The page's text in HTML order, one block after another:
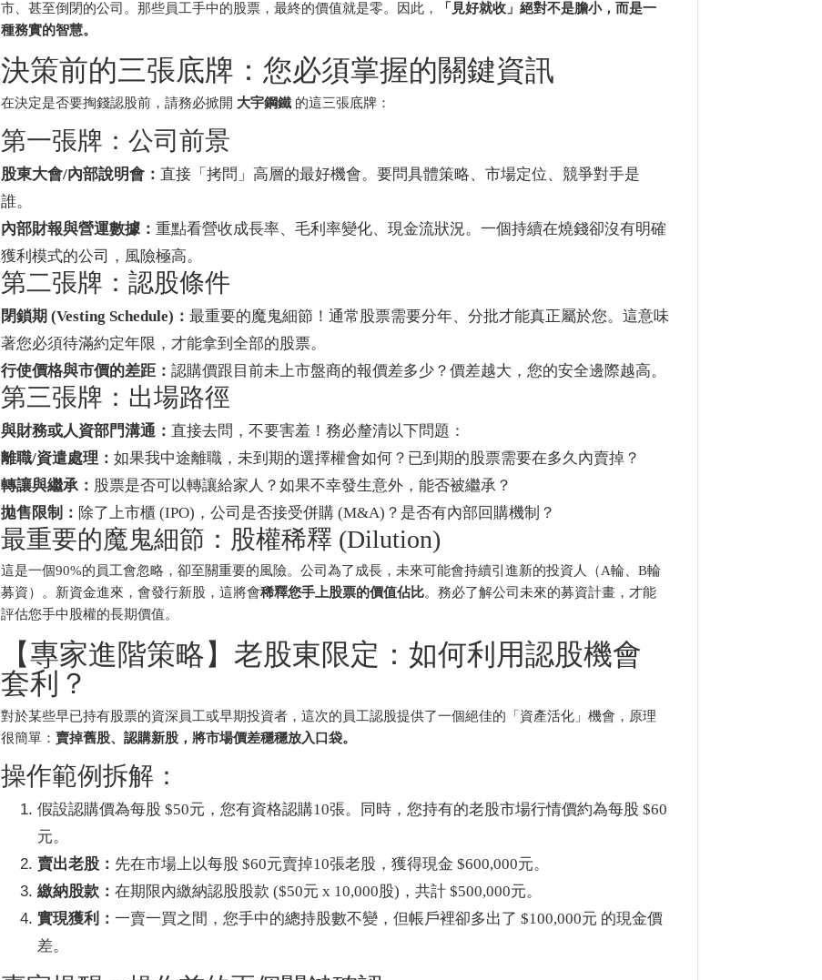
市、甚至倒閉的公司。那些員工手中的股票，最終的價值就是零。因此，
「見好就收」絕對不是膽小，而是一
種務實的智慧。
決策前的三張底牌：您必須掌握的關鍵資訊
在決定是否要掏錢認股前，請務必掀開 大宇鋼鐵 的這三張底牌：
第一張牌：公司前景
股東大會/內部說明會： 直接「拷問」高層的最好機會。要問具體策略、市場定位、競爭對手是
誰。
內部財報與營運數據：重點看營收成長率、毛利率變化、現金流狀況。一個持續在燒錢卻沒有明確
獲利模式的公司，風險極高。
第二張牌：認股條件
閉鎖期 (Vesting Schedule)：最重要的魔鬼細節！通常股票需要分年、分批才能真正屬於您。這意味
著您必須待滿約定年限，才能拿到全部的股票。
行使價格與市價的差距：認購價跟目前未上市盤商的報價差多少？價差越大，您的安全邊際越高。
第三張牌：出場路徑
與財務或人資部門溝通： 直接去問，不要害羞！務必釐清以下問題：
離職/資遣處理：如果我中途離職，未到期的選擇權會如何？已到期的股票需要在多久內賣掉？
轉讓與繼承： 股票是否可以轉讓給家人？如果不幸發生意外，能否被繼承？
拋售限制： 除了上市櫃 (IPO)，公司是否接受併購 (M&A)？是否有內部回購機制？
最重要的魔鬼細節：股權稀釋 (Dilution)
這是一個90%的員工會忽略，卻至關重要的風險。公司為了成長，未來可能會持續引進新的投資人（A輪、B輪
募資）。新資金進來，會發行新股，這將會稀釋您手上股票的價值佔比。務必了解公司未來的募資計畫，才能
評估您手中股權的長期價值。
【專家進階策略】老股東限定：如何利用認股機會
套利？
對於某些早已持有股票的資深員工或早期投資者，這次的員工認股提供了一個絕佳的「資產活化」機會，原理
很簡單： 賣掉舊股、認購新股，將市場價差穩穩放入口袋。
操作範例拆解：
假設認購價為每股 $50元，您有資格認購10張。同時，您持有的老股市場行情價約為每股 $60
元。
賣出老股： 先在市場上以每股 $60元賣掉10張老股，獲得現金 $600,000元。
繳納股款：在期限內繳納認股股款 ($50元 x 10,000股)，共計 $500,000元。
實現獲利：一賣一買之間，您手中的總持股數不變，但帳戶裡卻多出了 $100,000元 的現金價
差。